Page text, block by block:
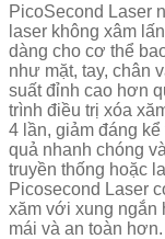
PicoSecond Laser
laser không xâm
dàng cho cơ thể
như mặt, tay, chân
suất đỉnh cao hơn
trình điều trị xóa
4 lần, giảm đáng
quả nhanh chóng
truyền thống hoặc
Picosecond Laser
xăm với xung ngắn
mái và an toàn hơn.